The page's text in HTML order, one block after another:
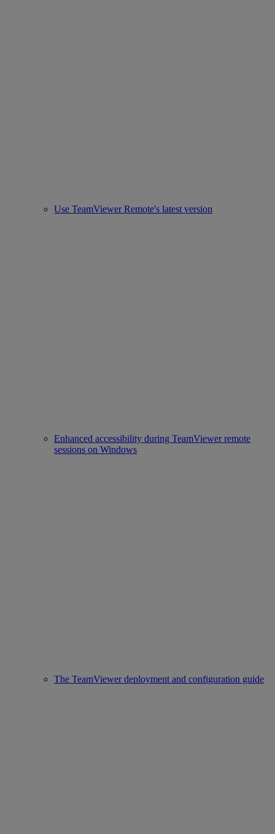
Use TeamViewer Remote's latest version
Enhanced accessibility during TeamViewer remote
sessions on Windows
The TeamViewer deployment and configuration guide